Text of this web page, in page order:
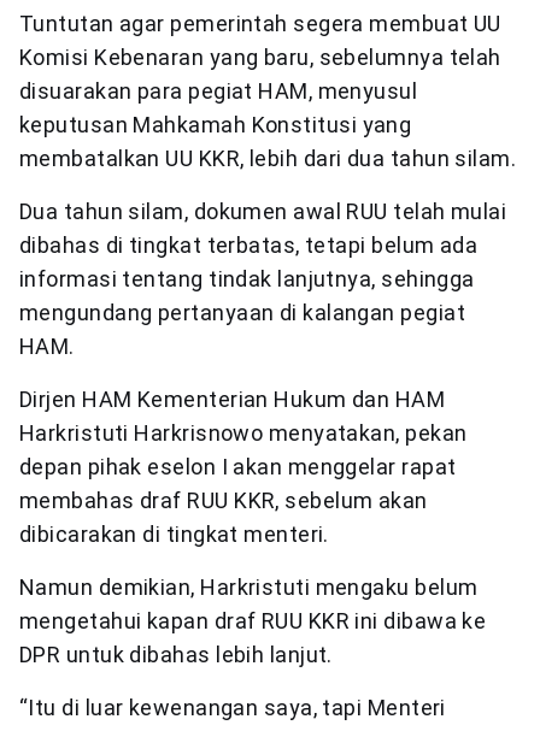
Tuntutan agar pemerintah segera membuat UU
Komisi Kebenaran yang baru, sebelumnya telah
disuarakan para pegiat HAM, menyusul
keputusan Mahkamah Konstitusi yang
membatalkan UU KKR, lebih dari dua tahun silam.
Dua tahun silam, dokumen awal RUU telah mulai
dibahas di tingkat terbatas, tetapi belum ada
informasi tentang tindak lanjutnya, sehingga
mengundang pertanyaan di kalangan pegiat
HAM.
Dirjen HAM Kementerian Hukum dan HAM
Harkristuti Harkrisnowo menyatakan, pekan
depan pihak eselon I akan menggelar rapat
membahas draf RUU KKR, sebelum akan
dibicarakan di tingkat menteri.
Namun demikian, Harkristuti mengaku belum
mengetahui kapan draf RUU KKR ini dibawa ke
DPR untuk dibahas lebih lanjut.
“Itu di luar kewenangan saya, tapi Menteri